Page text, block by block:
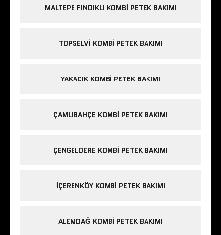
MALTEPE FINDIKLI KOMBI PETEK BAKIMI
TOPSELVI KOMBI PETEK BAKIMI
YAKACIK KOMBI PETEK BAKIMI
ÇAMLIBAHÇE KOMBI PETEK BAKIMI
ÇENGELDERE KOMBI PETEK BAKIMI
IÇERENKÖY KOMBI PETEK BAKIMI
ALEMDAĞ KOMBI PETEK BAKIMI